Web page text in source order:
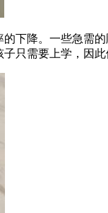
下降。一些急需
只需要上学，因